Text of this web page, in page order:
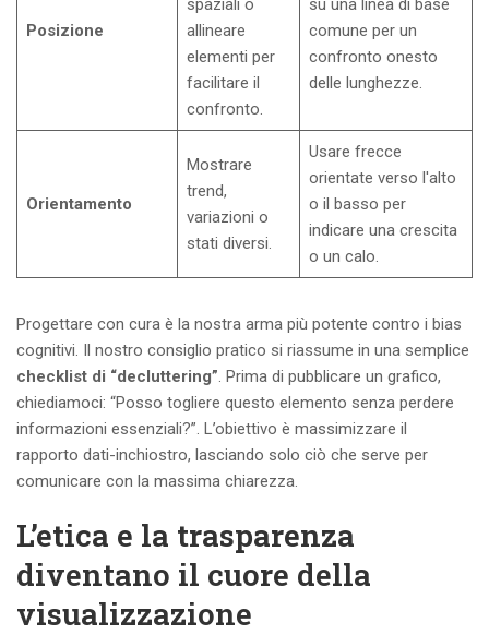
Posizione
allineare
elementi per
facilitare il
confronto.
comune per un
confronto onesto
delle lunghezze.
Orientamento
Mostrare
trend,
variazioni o
stati diversi.
Usare frecce
orientate verso l'alto
o il basso per
indicare una crescita
o un calo.
Progettare con cura è la nostra arma più potente contro i bias
cognitivi. Il nostro consiglio pratico si riassume in una semplice
checklist di “decluttering” . Prima di pubblicare un grafico,
chiediamoci: “Posso togliere questo elemento senza perdere
informazioni essenziali?”. L’obiettivo è massimizzare il
rapporto dati-inchiostro, lasciando solo ciò che serve per
comunicare con la massima chiarezza.
L’etica e la trasparenza
diventano il cuore della
visualizzazione